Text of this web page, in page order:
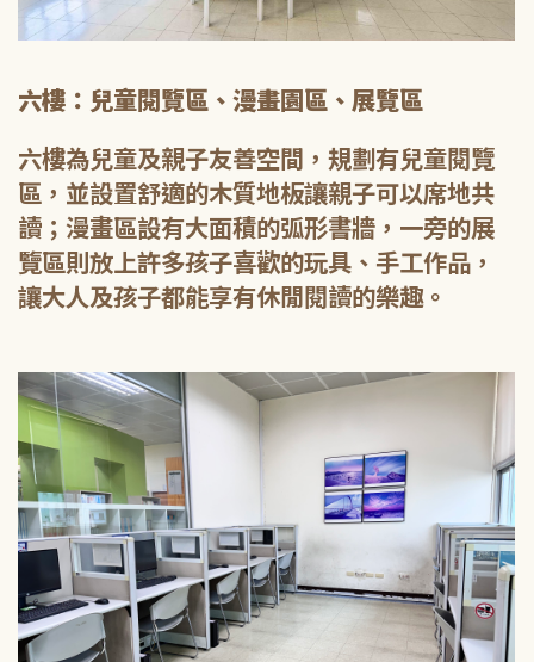
六樓：兒童閱覽區、漫畫園區、展覽區
六樓為兒童及親子友善空間，規劃有兒童閱覽
區，並設置舒適的木質地板讓親子可以席地共
讀；漫畫區設有大面積的弧形書牆，一旁的展
覽區則放上許多孩子喜歡的玩具、手工作品，
讓大人及孩子都能享有休閒閱讀的樂趣。